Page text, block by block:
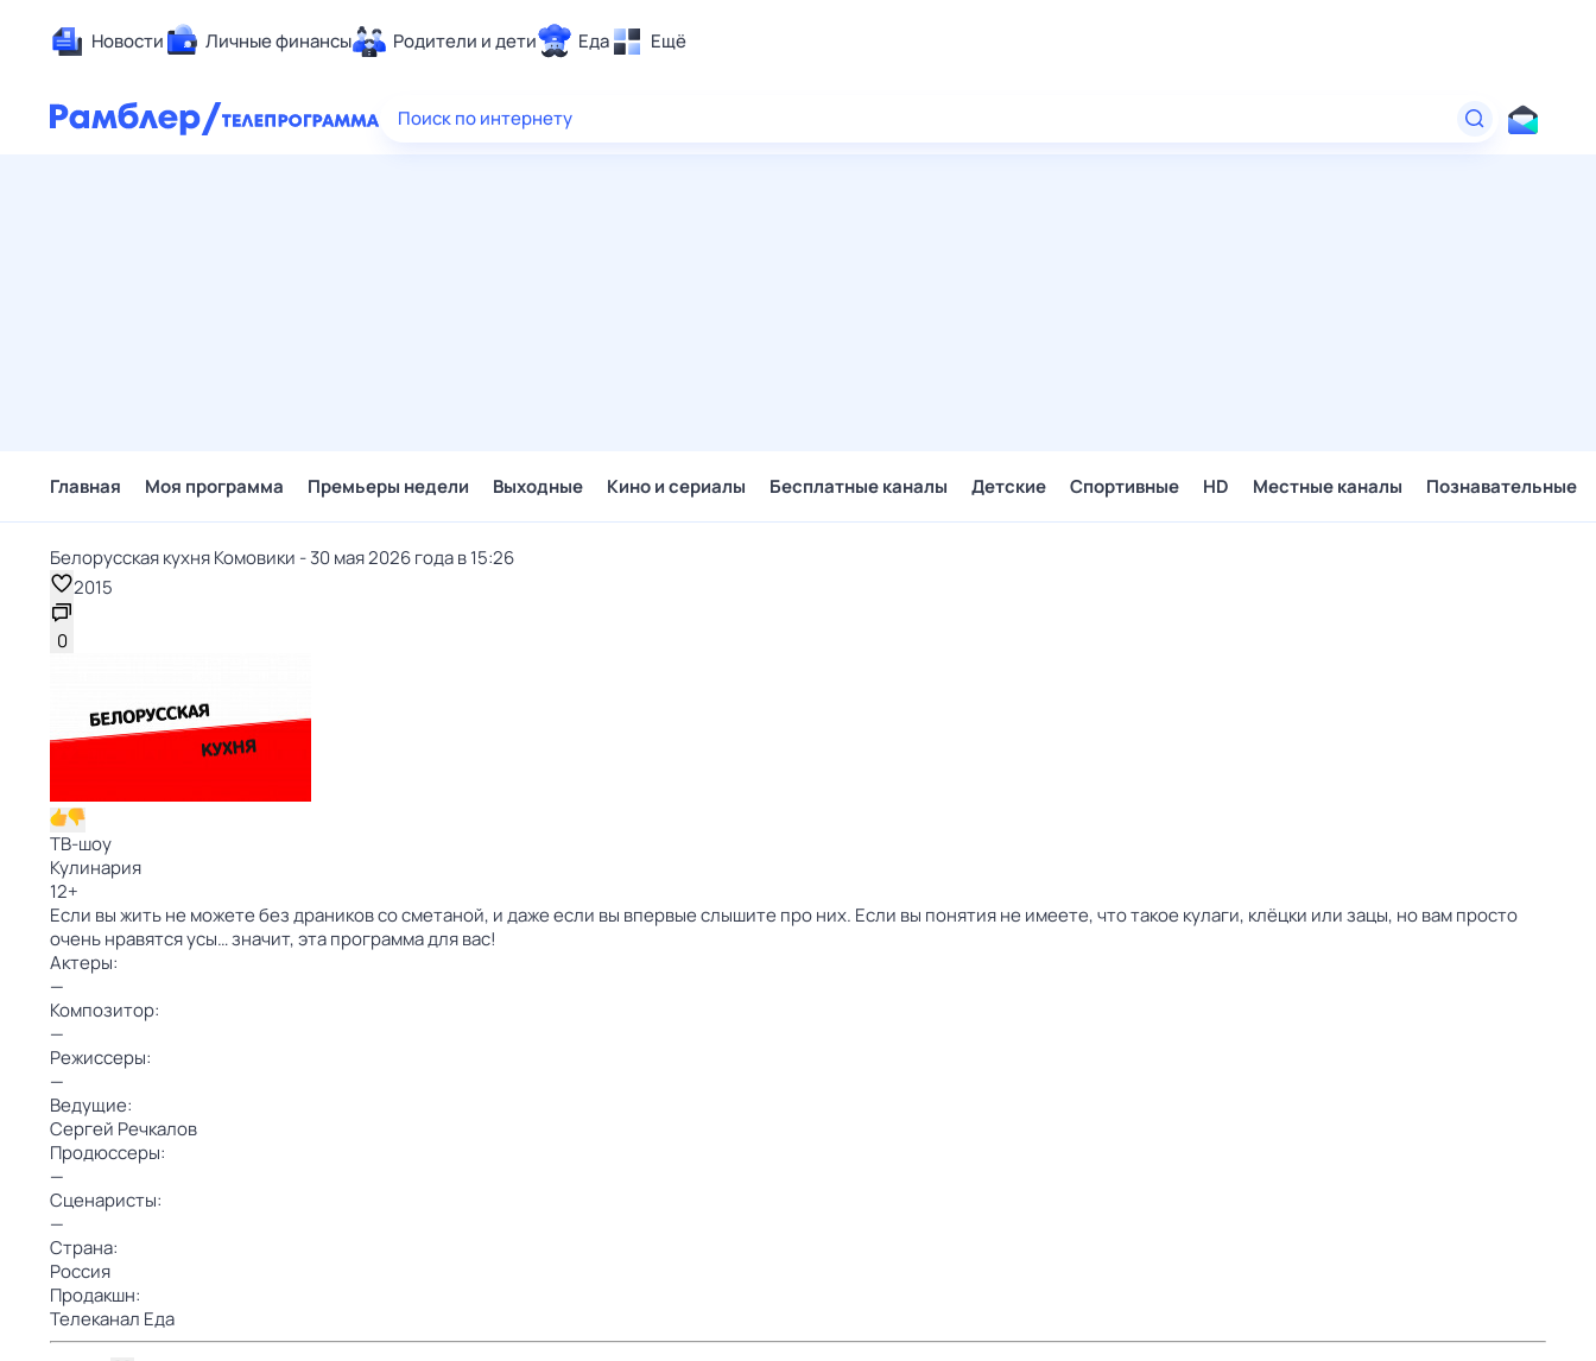
Новости Личные финансы Родители и дети Еда Ещё
Здоровье
Поиск по интернету
Главная Моя программа Премьеры недели Выходные Кино и сериалы Бесплатные каналы Детские Спортивные HD Местные каналы Познавательные
Белорусская кухня Комовики - 30 мая 2026 года в 15:26
2015
0
ТВ-шоу
Кулинария
12+
Если вы жить не можете без драников со сметаной, и даже если вы впервые слышите про них. Если вы понятия не имеете, что такое кулаги, клёцки или зацы, но вам просто
очень нравятся усы… значит, эта программа для вас!
Актеры:
—
Композитор:
—
Режиссеры:
—
Ведущие:
Сергей Речкалов
Продюссеры:
—
Сценаристы:
—
Страна:
Россия
Продакшн:
Телеканал Еда